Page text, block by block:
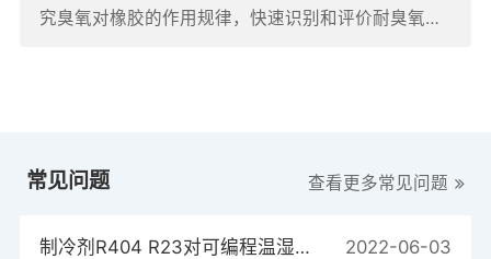
究臭氧对橡胶的作用规律，快速识别和评价耐臭氧老
常见问题 查看更多常见问题
制冷剂R404 R23对可编程温湿度试验箱制冷系统的重要性 2022-06-03